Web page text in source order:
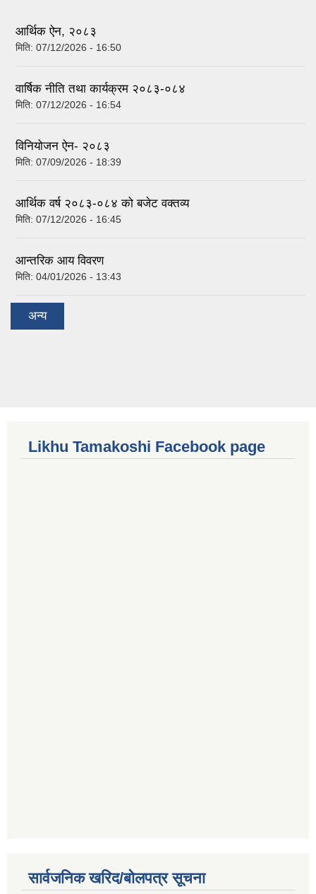
आर्थिक ऐन, २०८३
मिति: 07/12/2026 - 16:50
वार्षिक नीति तथा कार्यक्रम २०८३-०८४
मिति: 07/12/2026 - 16:54
विनियोजन ऐन- २०८३
मिति: 07/09/2026 - 18:39
आर्थिक वर्ष २०८३-०८४ को बजेट वक्तव्य
मिति: 07/12/2026 - 16:45
आन्तरिक आय विवरण
मिति: 04/01/2026 - 13:43
अन्य
Likhu Tamakoshi Facebook page
सार्वजनिक खरिद/बोलपत्र सूचना